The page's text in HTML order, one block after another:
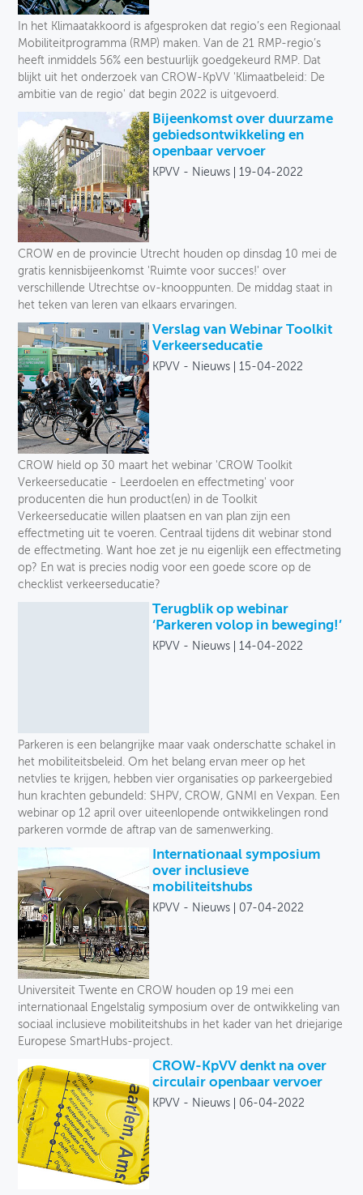
Toegankelijkheid
Verkeersveiligheid
Logistiek
Voetganger
Fiets
Collectief vervoer
Deelmobiliteit
Soort
In het Klimaatakkoord is afgesproken dat regio’s een Regionaal
Mobiliteitprogramma (RMP) maken. Van de 21 RMP-regio’s
heeft inmiddels 56% een bestuurlijk goedgekeurd RMP. Dat
blijkt uit het onderzoek van CROW-KpVV 'Klimaatbeleid: De
ambitie van de regio' dat begin 2022 is uitgevoerd.
Bijeenkomst over duurzame
gebiedsontwikkeling en
openbaar vervoer
KPVV - Nieuws 19-04-2022
CROW en de provincie Utrecht houden op dinsdag 10 mei de
gratis kennisbijeenkomst 'Ruimte voor succes!' over
verschillende Utrechtse ov-knooppunten. De middag staat in
het teken van leren van elkaars ervaringen.
Verslag van Webinar Toolkit
Verkeerseducatie
KPVV - Nieuws 15-04-2022
CROW hield op 30 maart het webinar 'CROW Toolkit
Verkeerseducatie - Leerdoelen en effectmeting' voor
producenten die hun product(en) in de Toolkit
Verkeerseducatie willen plaatsen en van plan zijn een
effectmeting uit te voeren. Centraal tijdens dit webinar stond
de effectmeting. Want hoe zet je nu eigenlijk een effectmeting
op? En wat is precies nodig voor een goede score op de
checklist verkeerseducatie?
Terugblik op webinar
‘Parkeren volop in beweging!’
KPVV - Nieuws 14-04-2022
Parkeren is een belangrijke maar vaak onderschatte schakel in
het mobiliteitsbeleid. Om het belang ervan meer op het
netvlies te krijgen, hebben vier organisaties op parkeergebied
hun krachten gebundeld: SHPV, CROW, GNMI en Vexpan. Een
webinar op 12 april over uiteenlopende ontwikkelingen rond
parkeren vormde de aftrap van de samenwerking.
Internationaal symposium
over inclusieve
mobiliteitshubs
KPVV - Nieuws 07-04-2022
Universiteit Twente en CROW houden op 19 mei een
internationaal Engelstalig symposium over de ontwikkeling van
sociaal inclusieve mobiliteitshubs in het kader van het driejarige
Europese SmartHubs-project.
CROW-KpVV denkt na over
circulair openbaar vervoer
KPVV - Nieuws 06-04-2022